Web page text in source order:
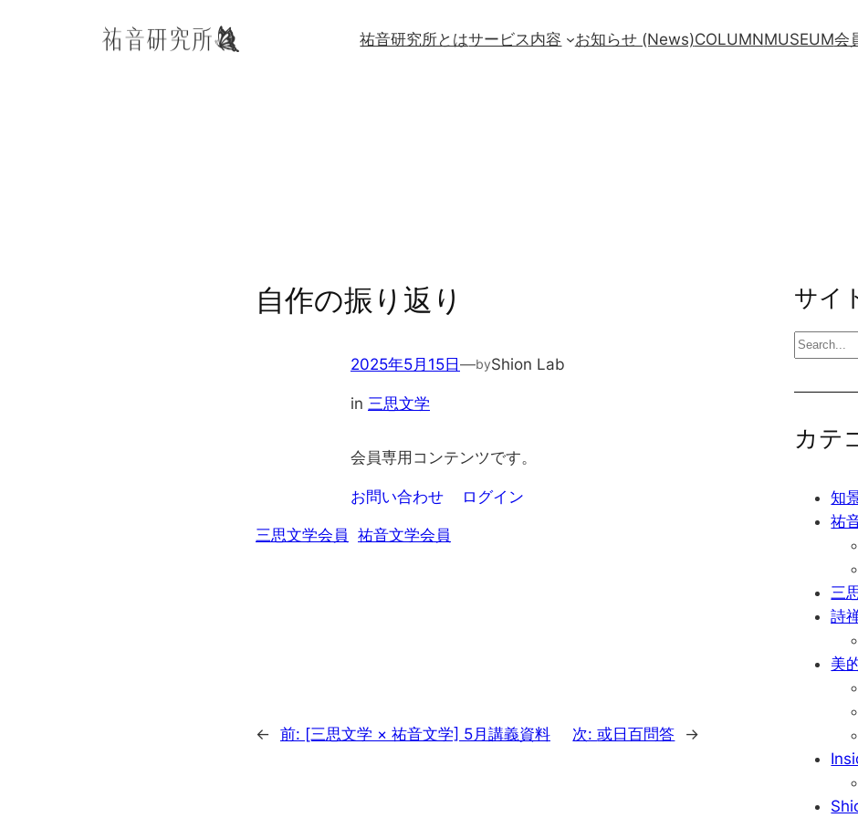
祐音研究所とはサービス内容 お知らせ (News)COLUMNMUSEUM会
自作の振り返り
2025年5月15日 —byShion Lab
in 三思文学
会員専用コンテンツです。
お問い合わせ ログイン
三思文学会員 祐音文学会員
← 前: [三思文学 × 祐音文学] 5月講義資料 次:或日百問答 →
サイ
検
カテ
知
祐
三
詩
美